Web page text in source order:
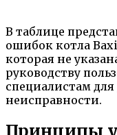
В таблице
ошибок котла
которая не
руководству
специалистам
неисправности.